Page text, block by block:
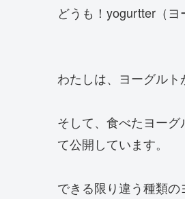
どうも！yogurtter（ヨ
わたしは、ヨーグルト
そして、食べたヨー
て公開しています。
できる限り違う種類の